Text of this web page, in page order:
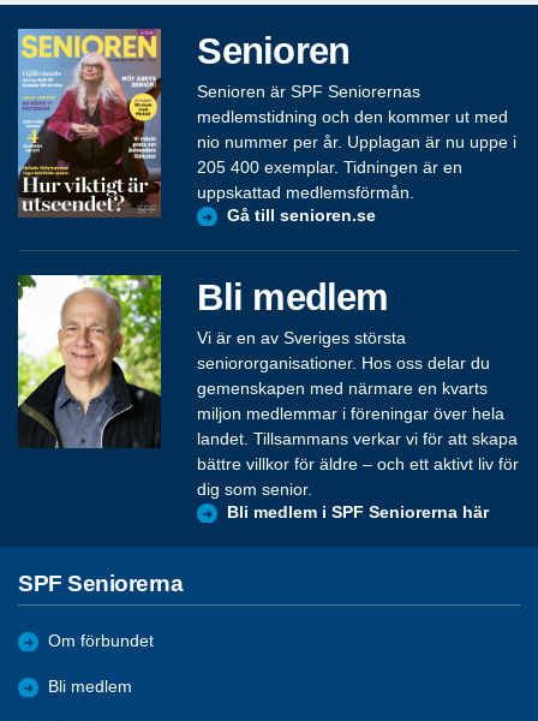
Senioren
Senioren är SPF Seniorernas
medlemstidning och den kommer ut med
nio nummer per år. Upplagan är nu uppe i
205 400 exemplar. Tidningen är en
uppskattad medlemsförmån.
Gå till senioren.se
Bli medlem
Vi är en av Sveriges största
seniororganisationer. Hos oss delar du
gemenskapen med närmare en kvarts
miljon medlemmar i föreningar över hela
landet. Tillsammans verkar vi för att skapa
bättre villkor för äldre – och ett aktivt liv för
dig som senior.
Bli medlem i SPF Seniorerna här
SPF Seniorerna
Om förbundet
Bli medlem